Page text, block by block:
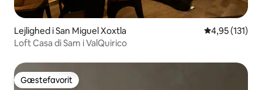
Lejlighed i San Miguel Xoxtla 4,95 ud af 5 i
4,95 (131)
Loft Casa di Sam i ValQuirico
Gæstefavorit
Gæstefavorit